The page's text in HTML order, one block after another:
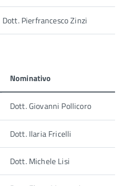
Dott. Pierfrancesco Zinzi
Nominativo
Dott. Giovanni Pollicoro
Dott. Ilaria Fricelli
Dott. Michele Lisi